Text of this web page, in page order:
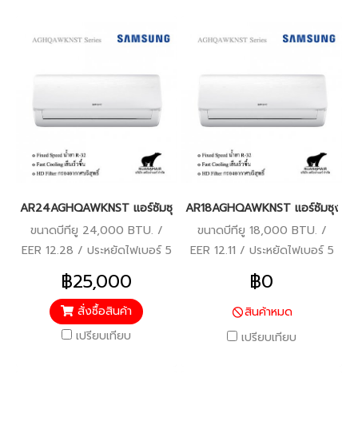
AR24AGHQAWKNST แอร์ซัมซุง (SAMSUNG) Fixed Speed
ขนาดบีทียู 24,000 BTU. /
EER 12.28 / ประหยัดไฟเบอร์ 5
฿25,000
สั่งซื้อสินค้า
เปรียบเทียบ
AR18AGHQAWKNST แอร์ซัมซุง
ขนาดบีทียู 18,000 BTU. /
EER 12.11 / ประหยัดไฟเบอร์ 5
฿0
สินค้าหมด
เปรียบเทียบ